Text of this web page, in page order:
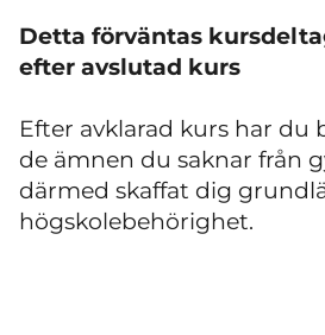
Detta förväntas
efter avslutad kurs
Efter avklarad kurs har du
de ämnen du saknar från
därmed skaffat dig
högskolebehörighet.